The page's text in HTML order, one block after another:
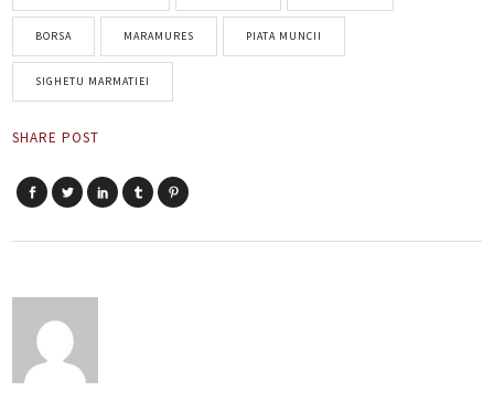
BORSA MARAMURES PIATA MUNCII
SIGHETU MARMATIEI
SHARE POST